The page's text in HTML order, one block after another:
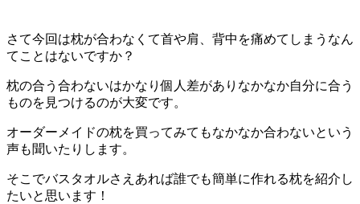
さて今回は枕が合わなくて首や肩、背中を痛めてしまうなん
てことはないですか？
枕の合う合わないはかなり個人差がありなかなか自分に合う
ものを見つけるのが大変です。
オーダーメイドの枕を買ってみてもなかなか合わないという
声も聞いたりします。
そこでバスタオルさえあれば誰でも簡単に作れる枕を紹介し
たいと思います！